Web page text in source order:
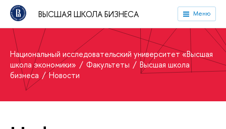
ВЫСШАЯ ШКОЛА БИЗНЕСА Меню
Национальный исследовательский университет «Высшая
школа экономики»
Факультеты
Высшая школа
бизнеса
Новости